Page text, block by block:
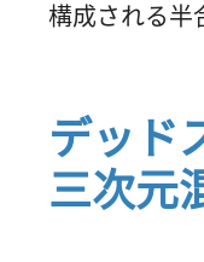
構成される半
デッド
三次元